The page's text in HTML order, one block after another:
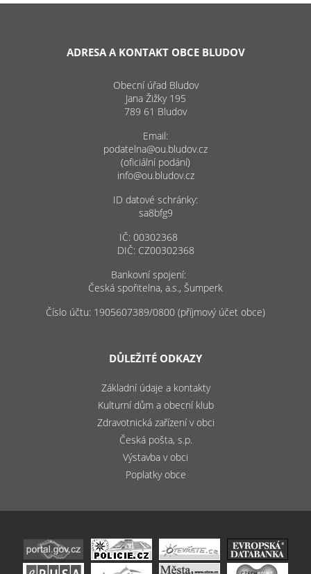
ADRESA A KONTAKT OBCE BLUDOV
Obecní úřad Bludov
Jana Žižky 195
789 61 Bludov
Email:
podatelna@ou.bludov.cz
(oficiální podání)
info@ou.bludov.cz
ID datové schránky:
sa8bfg9
IČ: 00302368
DIČ: CZ00302368
Bankovní spojení:
Česká spořitelna, a.s., Šumperk
Číslo účtu: 1905607389/0800 (příjmový účet obce)
DŮLEŽITÉ ODKAZY
Základní údaje a kontakty
Kulturní dům a obecní klub
Zdravotnická zařízení v obci
Česká pošta, s.p.
Výstavba v obci
Poplatky obce